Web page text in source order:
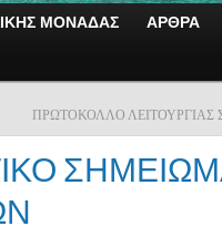
ΜΟΝΑΔΑΣ ΑΡΘΡΑ
ΠΡΩΤΟΚΟΛΛΟ ΛΕΙΤΟΥΡΓΙΑΣ